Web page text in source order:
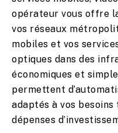
opérateur vous offre
vos réseaux
mobiles et vos
optiques dans des
économiques et
permettent
adaptés à vos
dépenses